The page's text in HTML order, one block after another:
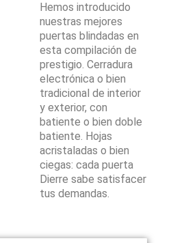
Hemos introducido
nuestras mejores
puertas blindadas en
esta compilación de
prestigio. Cerradura
electrónica o bien
tradicional de interior
y exterior, con
batiente o bien doble
batiente. Hojas
acristaladas o bien
ciegas: cada puerta
Dierre sabe satisfacer
tus demandas.